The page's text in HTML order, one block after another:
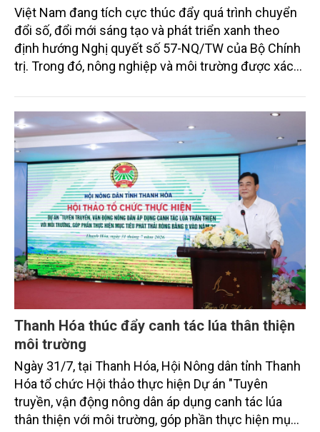
Việt Nam đang tích cực thúc đẩy quá trình chuyển
đổi số, đổi mới sáng tạo và phát triển xanh theo
định hướng Nghị quyết số 57-NQ/TW của Bộ Chính
trị. Trong đó, nông nghiệp và môi trường được xác
sắc bởi các tiến bộ công nghệ và cam kết bền vững
toàn cầu, đặc biệt là mục tiêu đưa phát thải ròng
bằng 0 (Net-Zero) vào năm 2050.
Thanh Hóa thúc đẩy canh tác lúa thân thiện
môi trường
Ngày 31/7, tại Thanh Hóa, Hội Nông dân tỉnh Thanh
Hóa tổ chức Hội thảo thực hiện Dự án "Tuyên
truyền, vận động nông dân áp dụng canh tác lúa
thân thiện với môi trường, góp phần thực hiện mục